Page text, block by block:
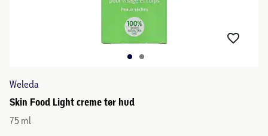
Weleda
Skin Food Light creme tør hud
75 ml